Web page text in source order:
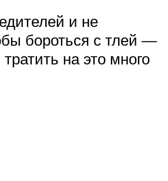
и не
бороться с тлей —
на это много